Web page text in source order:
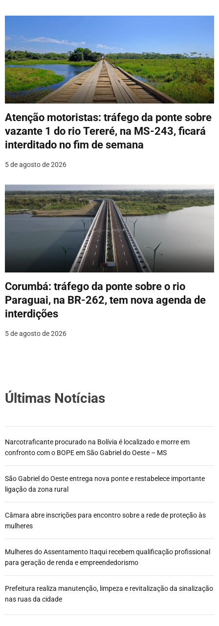
Atenção motoristas: tráfego da ponte sobre
vazante 1 do rio Tereré, na MS-243, ficará
interditado no fim de semana
5 de agosto de 2026
Corumbá: tráfego da ponte sobre o rio
Paraguai, na BR-262, tem nova agenda de
interdições
5 de agosto de 2026
Últimas Notícias
Narcotraficante procurado na Bolívia é localizado e morre em
confronto com o BOPE em São Gabriel do Oeste – MS
São Gabriel do Oeste entrega nova ponte e restabelece importante
ligação da zona rural
Câmara abre inscrições para encontro sobre a rede de proteção às
mulheres
Mulheres do Assentamento Itaqui recebem qualificação profissional
para geração de renda e empreendedorismo
Prefeitura realiza manutenção, limpeza e revitalização da sinalização
nas ruas da cidade